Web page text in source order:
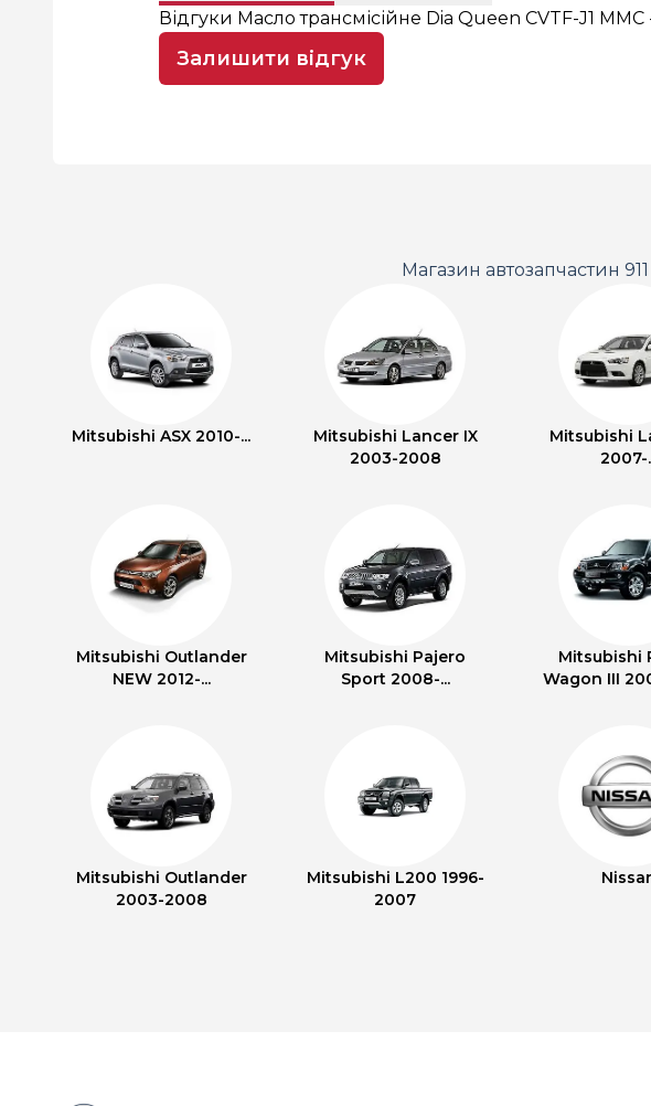
Відгуки Масло трансмісійне Dia Queen CVTF-J1 MMC
Залишити відгук
Магазин автозапчастин
Mitsubishi ASX 2010-...
Mitsubishi Lancer IX
2003-2008
Mitsubishi
2007-
Mitsubishi Outlander
NEW 2012-...
Mitsubishi Pajero
Sport 2008-...
Mitsubishi
Wagon III
Mitsubishi Outlander
2003-2008
Mitsubishi L200 1996-
2007